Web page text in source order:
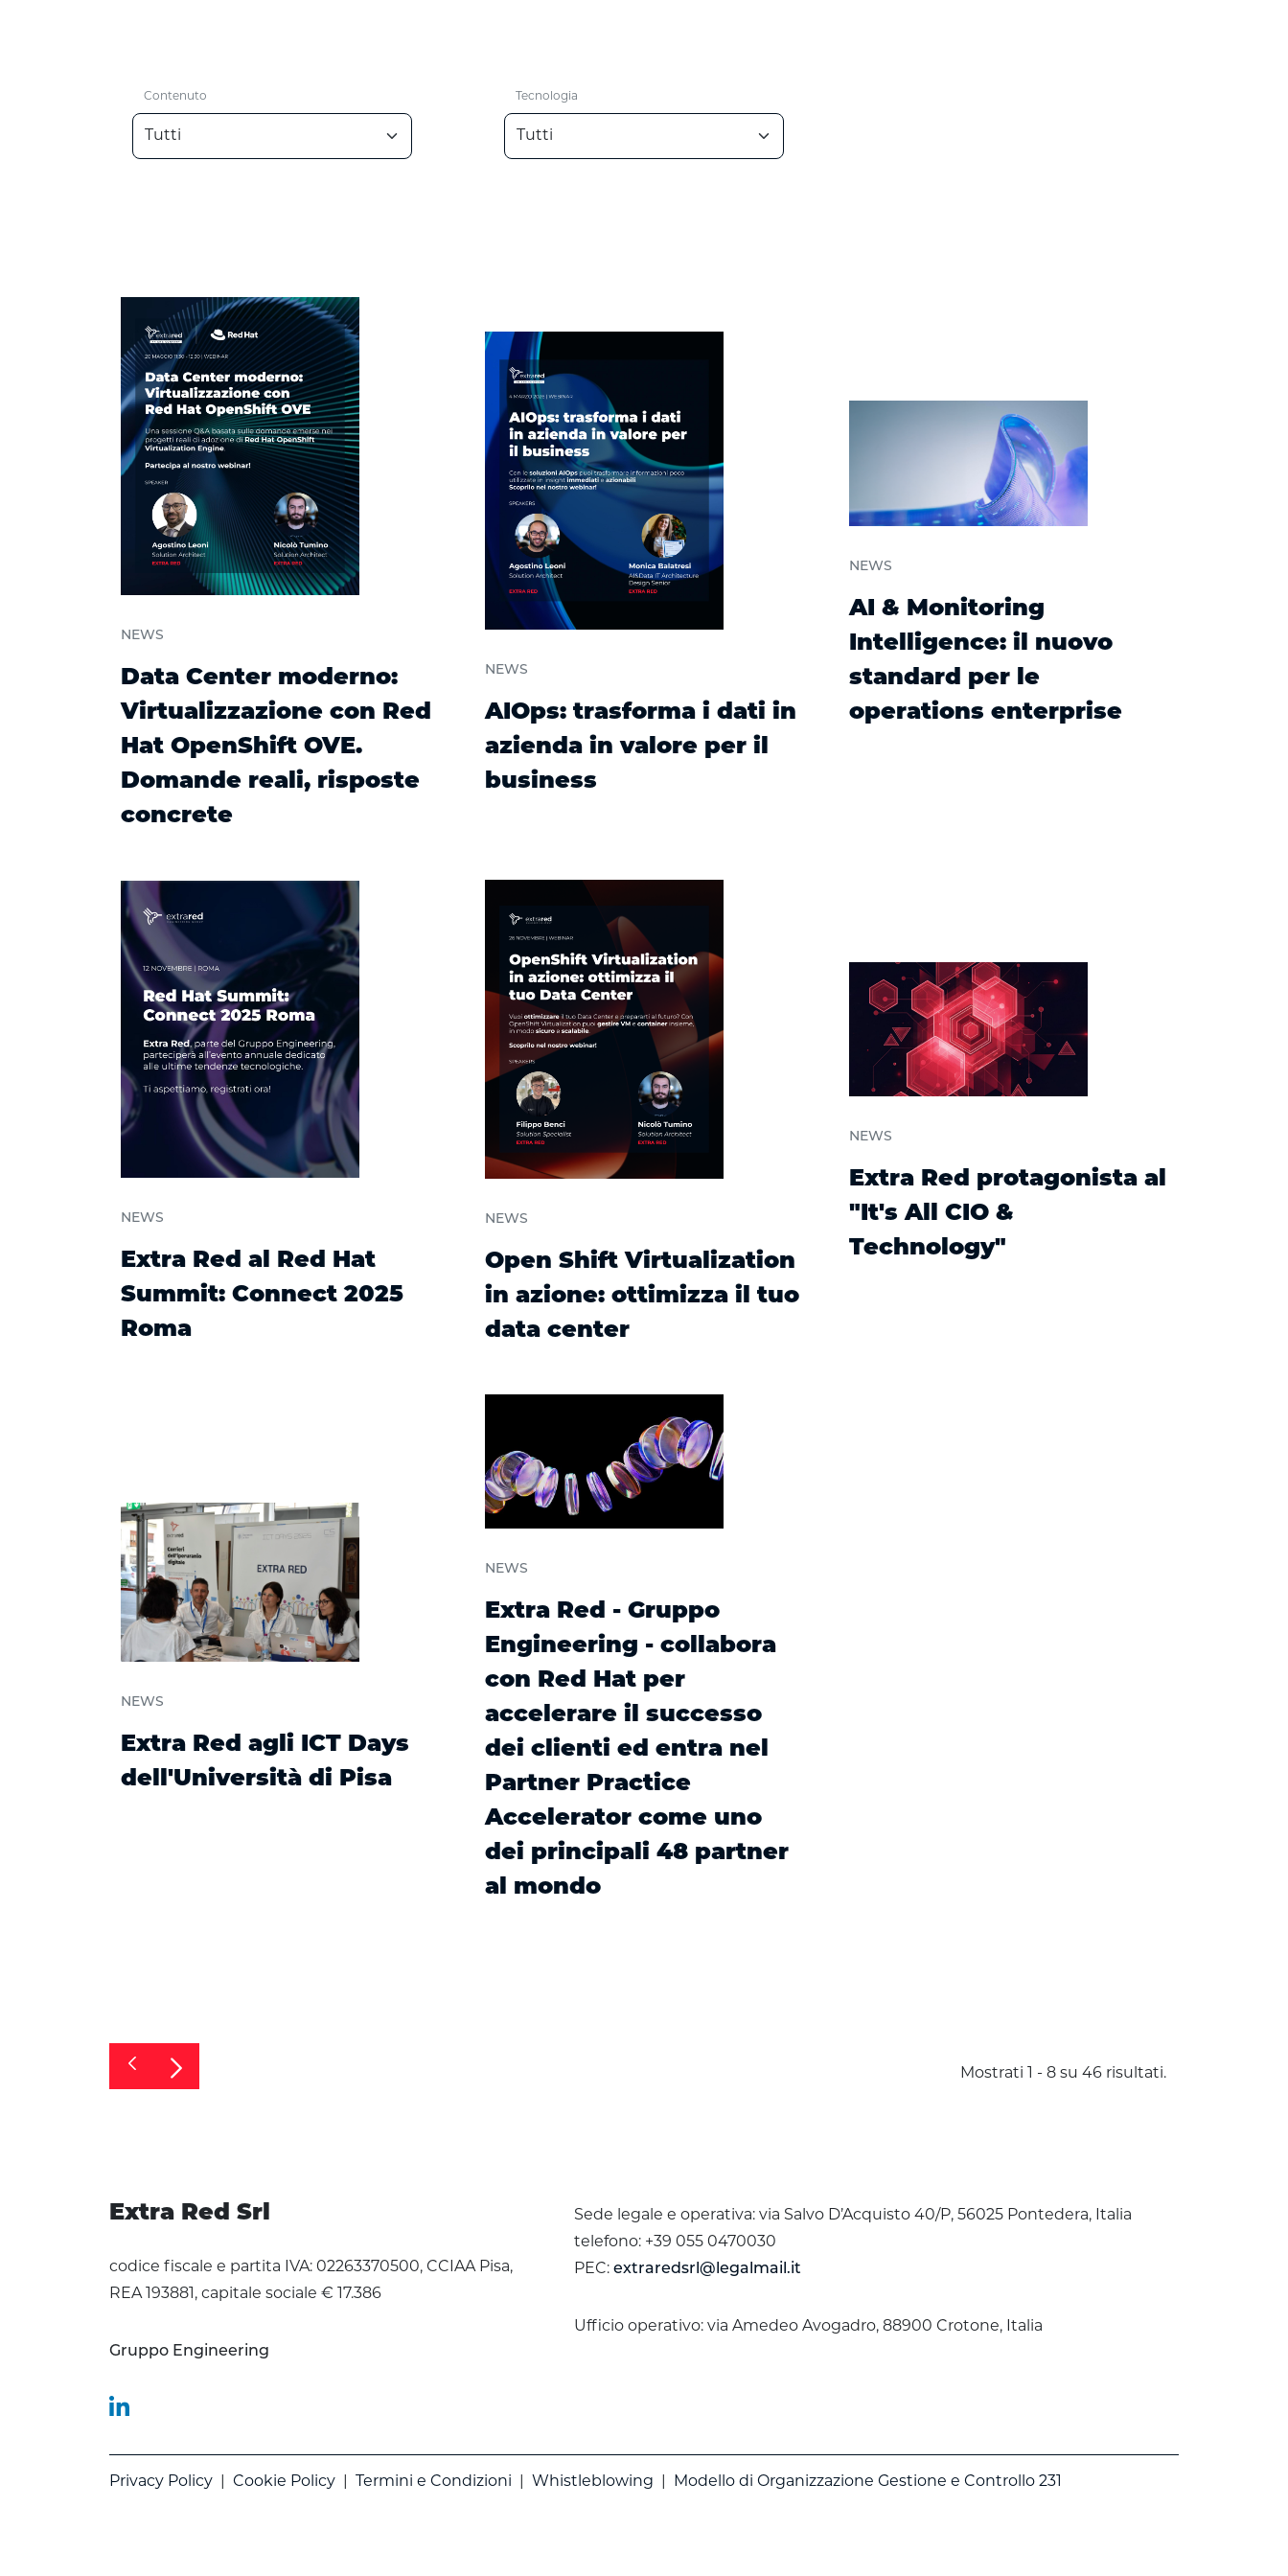
Contenuto Tecnologia
NEWS
Data Center moderno:
Virtualizzazione con Red
Hat OpenShift OVE.
Domande reali, risposte
concrete
NEWS
AIOps: trasforma i dati in
azienda in valore per il
business
NEWS
AI & Monitoring
Intelligence: il nuovo
standard per le
operations enterprise
NEWS
Extra Red al Red Hat
Summit: Connect 2025
Roma
NEWS
Open Shift Virtualization
in azione: ottimizza il tuo
data center
NEWS
Extra Red protagonista al
"It's All CIO &
Technology"
NEWS
Extra Red agli ICT Days
dell'Università di Pisa
NEWS
Extra Red - Gruppo
Engineering - collabora
con Red Hat per
accelerare il successo
dei clienti ed entra nel
Partner Practice
Accelerator come uno
dei principali 48 partner
al mondo
Mostrati 1 - 8 su 46 risultati.
Extra Red Srl
codice fiscale e partita IVA: 02263370500, CCIAA Pisa,
REA 193881, capitale sociale € 17.386
Gruppo Engineering
Sede legale e operativa: via Salvo D’Acquisto 40/P, 56025 Pontedera, Italia
telefono: +39 055 0470030
PEC: extraredsrl@legalmail.it
Ufficio operativo: via Amedeo Avogadro, 88900 Crotone, Italia
Privacy Policy Cookie Policy Termini e Condizioni Whistleblowing Modello di Organizzazione Gestione e Controllo 231